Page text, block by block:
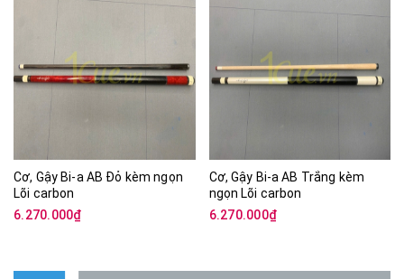
Cơ, Gậy Bi-a AB Đỏ kèm ngọn
Lõi carbon
6.270.000₫
Cơ, Gậy Bi-a AB Trắng kèm
ngọn Lõi carbon
6.270.000₫